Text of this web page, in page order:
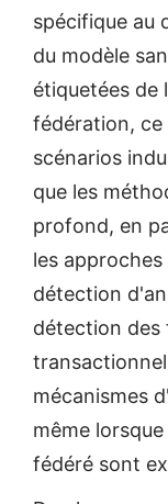
spécifique au
du modèle
étiquetées de
fédération, ce
scénarios
que les
profond, en
les
détection
détection des
mécanismes
même
fédéré sont